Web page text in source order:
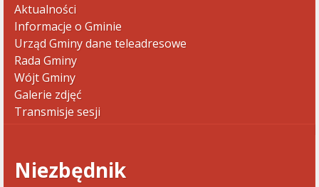
Aktualności
Informacje o Gminie
Urząd Gminy dane teleadresowe
Rada Gminy
Wójt Gminy
Galerie zdjęć
Transmisje sesji
Niezbędnik